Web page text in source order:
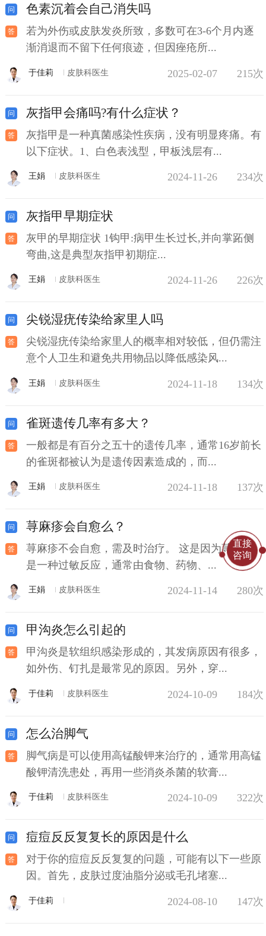
色素沉着会自己消失吗
若为外伤或皮肤发炎所致，多数可在3-6个月内逐
渐消退而不留下任何痕迹，但因痤疮所...
于佳莉 皮肤科医生 2025-02-07 215次
灰指甲会痛吗?有什么症状？
灰指甲是一种真菌感染性疾病，没有明显疼痛。有
以下症状。1、白色表浅型，甲板浅层有...
王娟 皮肤科医生 2024-11-26 234次
灰指甲早期症状
灰甲的早期症状 1钩甲:病甲生长过长,并向掌跖侧
弯曲,这是典型灰指甲初期症...
王娟 皮肤科医生 2024-11-26 226次
尖锐湿疣传染给家里人吗
尖锐湿疣传染给家里人的概率相对较低，但仍需注
意个人卫生和避免共用物品以降低感染风...
王娟 皮肤科医生 2024-11-18 134次
雀斑遗传几率有多大？
一般都是有百分之五十的遗传几率，通常16岁前长
的雀斑都被认为是遗传因素造成的，而...
王娟 皮肤科医生 2024-11-18 137次
荨麻疹会自愈么？
荨麻疹不会自愈，需及时治疗。 这是因为荨麻疹
是一种过敏反应，通常由食物、药物、...
王娟 皮肤科医生 2024-11-14 280次
甲沟炎怎么引起的
甲沟炎是软组织感染形成的，其发病原因有很多，
如外伤、钉扎是最常见的原因。另外，穿...
于佳莉 皮肤科医生 2024-10-09 184次
怎么治脚气
脚气病是可以使用高锰酸钾来治疗的，通常用高锰
酸钾清洗患处，再用一些消炎杀菌的软膏...
于佳莉 皮肤科医生 2024-10-09 322次
痘痘反反复复长的原因是什么
对于你的痘痘反反复复的问题，可能有以下一些原
因。首先，皮肤过度油脂分泌或毛孔堵塞...
于佳莉 2024-08-10 147次
直接
咨询